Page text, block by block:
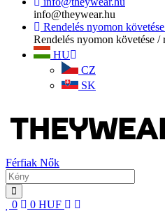
info@theywear.hu
Rendelés nyomon
Rendelés nyomon követése
HU
CZ
SK
Férfiak Nők
0 0 HUF